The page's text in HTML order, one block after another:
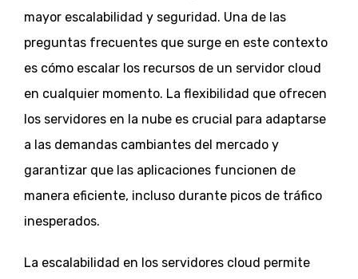
mayor escalabilidad y seguridad. Una de las
preguntas frecuentes que surge en este contexto
es cómo escalar los recursos de un servidor cloud
en cualquier momento. La flexibilidad que ofrecen
los servidores en la nube es crucial para adaptarse
a las demandas cambiantes del mercado y
garantizar que las aplicaciones funcionen de
manera eficiente, incluso durante picos de tráfico
inesperados.
La escalabilidad en los servidores cloud permite